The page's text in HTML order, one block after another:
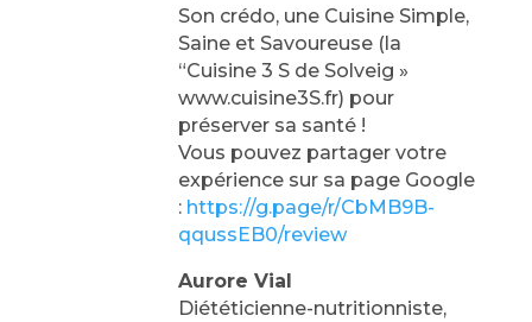
Son crédo, une Cuisine Simple,
Saine et Savoureuse (la
“Cuisine 3 S de Solveig »
www.cuisine3S.fr) pour
préserver sa santé !
Vous pouvez partager votre
expérience sur sa page Google
: https://g.page/r/CbMB9B-
qqussEB0/review
Aurore Vial
Diététicienne-nutritionniste,